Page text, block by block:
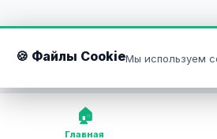
🏠
Главная
🍪 Файлы CookieМы используем